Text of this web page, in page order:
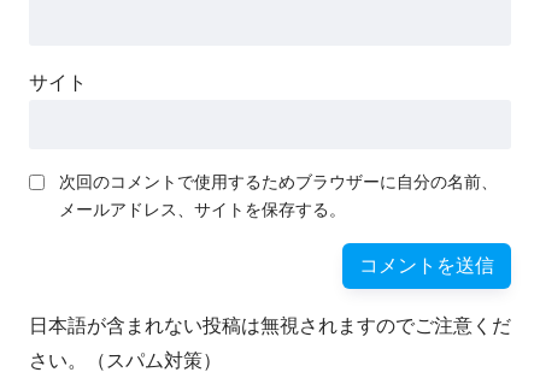
サイト
次回のコメントで使用するためブラウザーに自分の名前、
メールアドレス、サイトを保存する。
日本語が含まれない投稿は無視されますのでご注意くだ
さい。（スパム対策）